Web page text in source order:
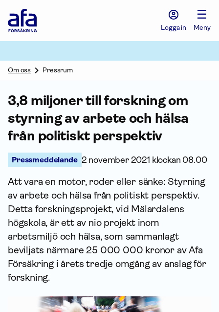
Försäkring
Logga in
☰
Meny
Om oss Pressrum
3,8 miljoner till forskning om
styrning av arbete och hälsa
från politiskt perspektiv
Pressmeddelande 2 november 2021 klockan 08.00
Att vara en motor, roder eller sänke: Styrning
av arbete och hälsa från politiskt perspektiv.
Detta forsknings­projekt, vid Mälardalens
högskola, är ett av nio projekt inom
arbetsmiljö och hälsa, som sammanlagt
beviljats närmare 25 000 000 kronor av Afa
För­säkring i årets tredje omgång av anslag för
forskning.